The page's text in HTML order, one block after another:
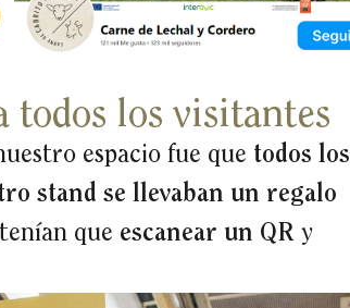
todos los visitantes
espacio fue que todos los
stand se llevaban un regalo
que escanear un QR y